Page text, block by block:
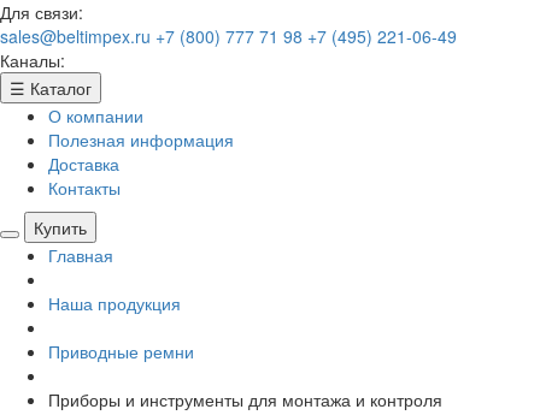
Для связи:
sales@beltimpex.ru +7 (800) 777 71 98 +7 (495) 221-06-49
Каналы:
☰ Каталог
О компании
Полезная информация
Доставка
Контакты
Купить
Главная
Наша продукция
Приводные ремни
Приборы и инструменты для монтажа и контроля